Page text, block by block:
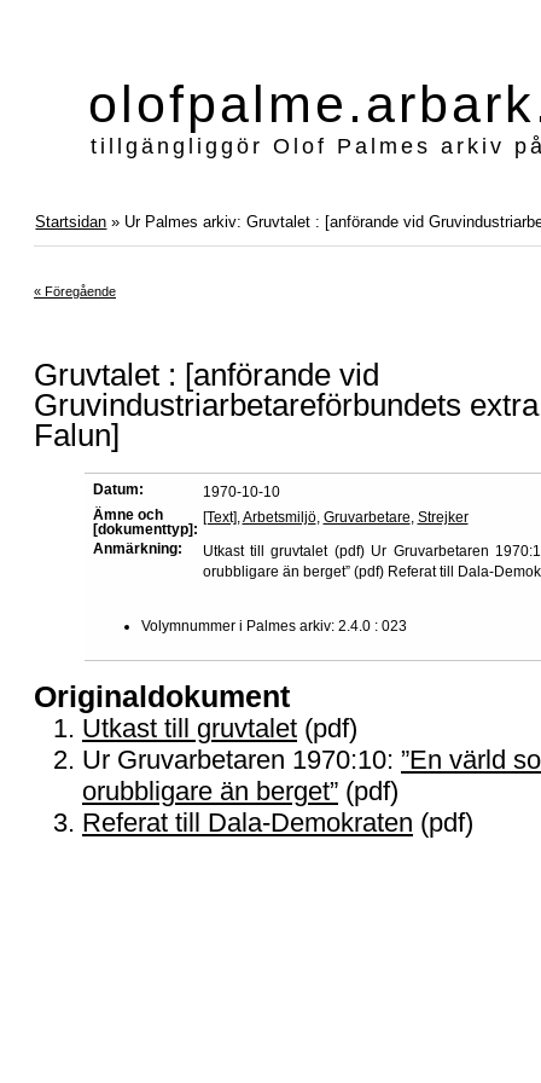
tillgängliggör Olof Palmes arkiv
Startsidan » Ur Palmes arkiv: Gruvtalet : [anförande vid
« Föregående
Gruvtalet : [anförande vid
Gruvindustriarbetareförbundets
Falun]
Datum:
1970-10-10
Ämne och
[dokumenttyp]:
[Text],Arbetsmiljö, Gruvarbetare, Strejker
Anmärkning:
Utkast till gruvtalet (pdf) Ur Gruvarbetaren
orubbligare än berget” (pdf) Referat till Dala-
Volymnummer i Palmes arkiv:2.4.0 : 023
Originaldokument
Utkast till gruvtalet (pdf)
Ur Gruvarbetaren 1970:10: ”En värld
orubbligare än berget” (pdf)
Referat till Dala-Demokraten (pdf)